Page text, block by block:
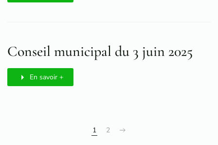
Conseil municipal du 3 juin 2025
En savoir +
1 2